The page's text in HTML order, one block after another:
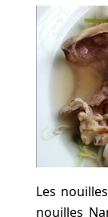
Les
nouilles